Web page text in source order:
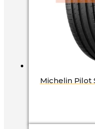
Michelin Pilot